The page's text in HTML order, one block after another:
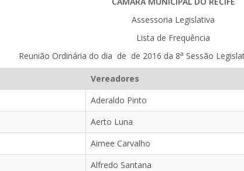
Assessoria Legislativa
Lista de Frequência
Reunião Ordinária do dia de de 2016 da 8a Sessão
Vereadores
Aderaldo Pinto
Aerto Luna
Aimee Carvalho
Alfredo Santana